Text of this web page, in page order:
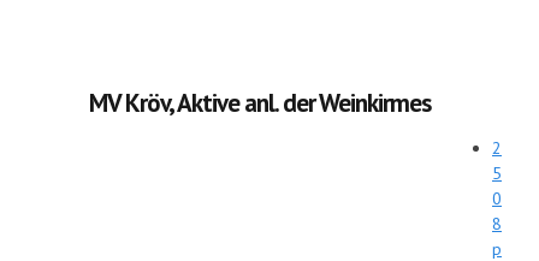
MV Kröv, Aktive anl. der Weinkirmes
2
5
0
8
p